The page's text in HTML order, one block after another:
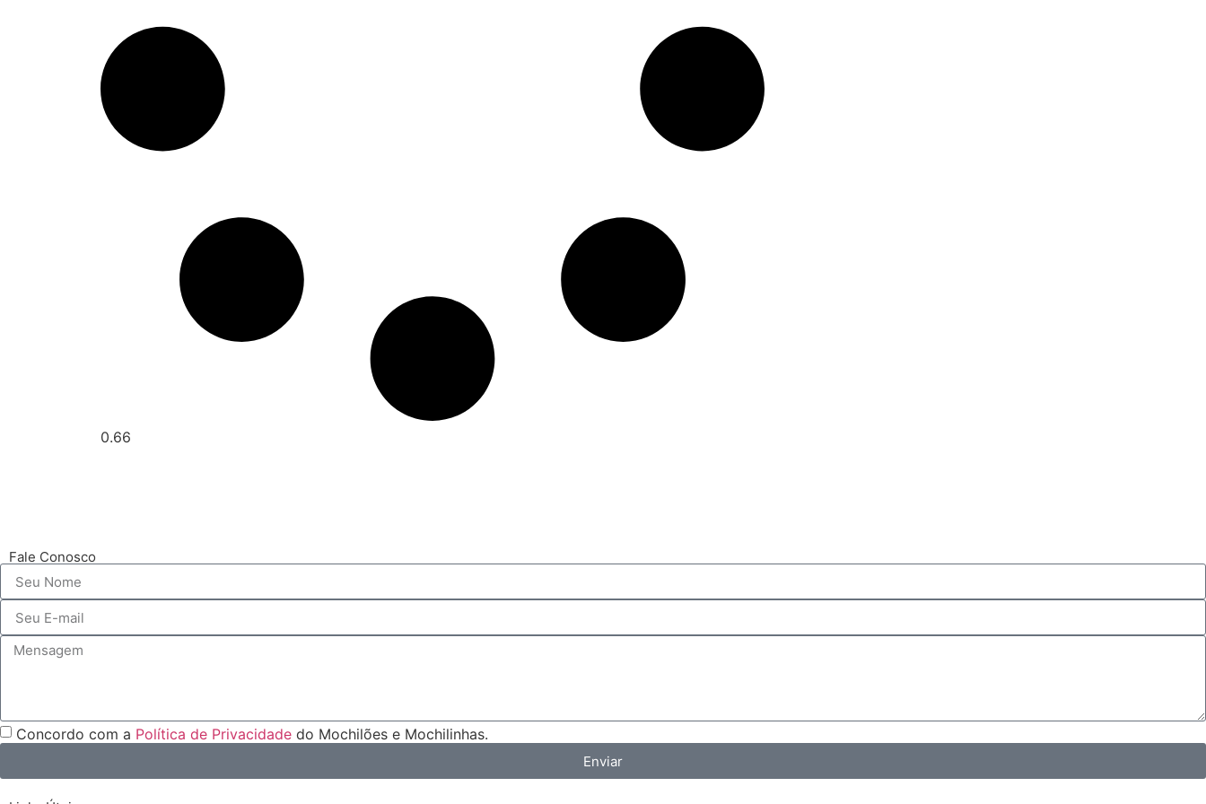
Fale Conosco
Concordo com a Política de Privacidade do Mochilões e Mochilinhas.
Enviar